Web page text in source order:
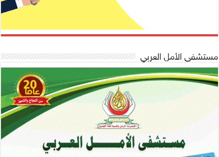
مستشفى الأمل العربي